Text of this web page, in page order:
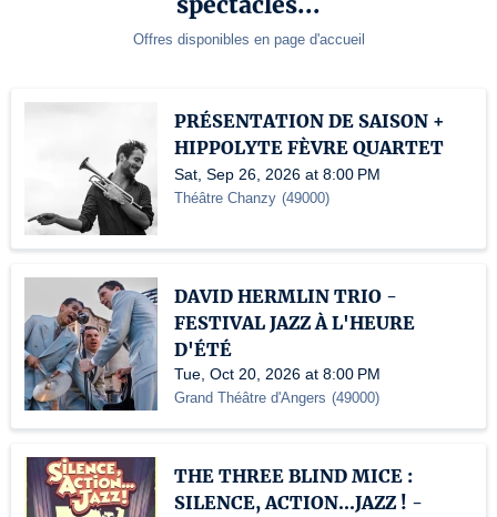
Offres disponibles en page d'accueil
PRÉSENTATION DE SAISON +
HIPPOLYTE FÈVRE QUARTET
Sat, Sep 26, 2026 at 8:00 PM
Théâtre Chanzy (49000)
DAVID HERMLIN TRIO -
FESTIVAL JAZZ À L'HEURE
D'ÉTÉ
Tue, Oct 20, 2026 at 8:00 PM
Grand Théâtre d'Angers (49000)
THE THREE BLIND MICE :
SILENCE, ACTION...JAZZ ! -